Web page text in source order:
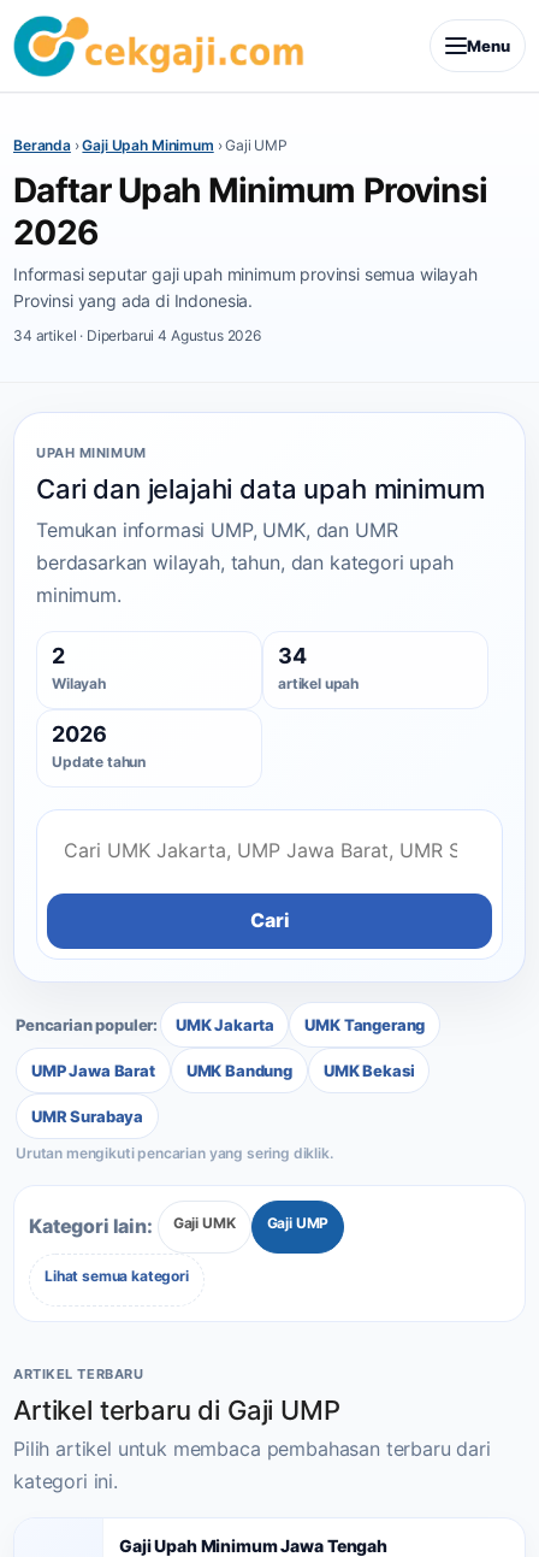
Menu
Beranda›Gaji Upah Minimum ›Gaji UMP
Daftar Upah Minimum Provinsi
2026
Informasi seputar gaji upah minimum provinsi semua wilayah
Provinsi yang ada di Indonesia.
34 artikel · Diperbarui 4 Agustus 2026
UPAH MINIMUM
Cari dan jelajahi data upah minimum
Temukan informasi UMP, UMK, dan UMR
berdasarkan wilayah, tahun, dan kategori upah
minimum.
2
Wilayah
34
artikel upah
2026
Update tahun
Cari
Pencarian populer: UMK Jakarta UMK Tangerang
UMP Jawa Barat UMK Bandung UMK Bekasi
UMR Surabaya
Kategori lain: Gaji UMK Gaji UMP
Lihat semua kategori
ARTIKEL TERBARU
Artikel terbaru di Gaji UMP
Pilih artikel untuk membaca pembahasan terbaru dari
kategori ini.
Gaji Upah Minimum Jawa Tengah